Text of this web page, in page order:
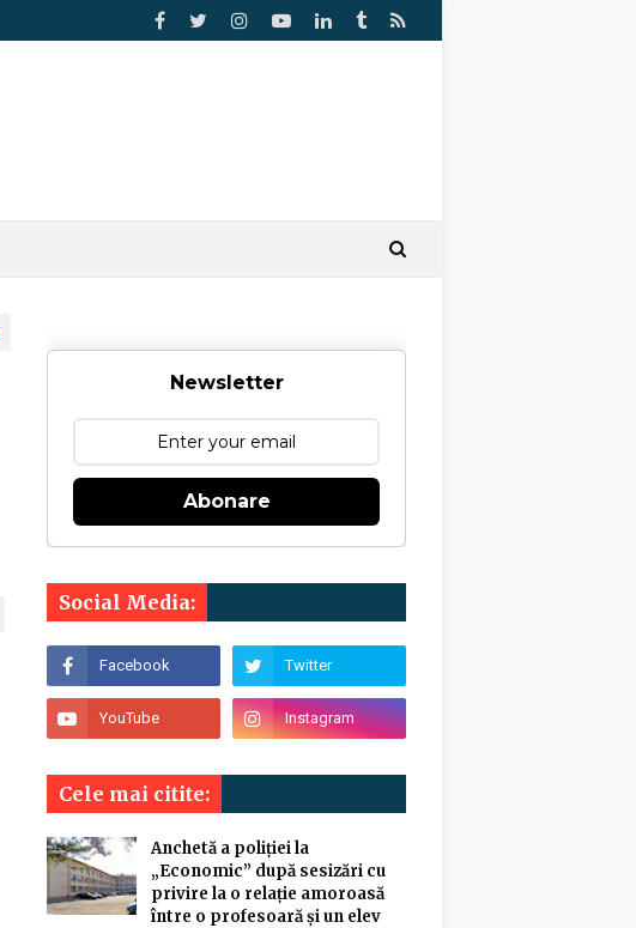
Newsletter
Abonare
Social Media:
Cele mai citite:
Anchetă a poliției la
„Economic” după sesizări cu
privire la o relație amoroasă
între o profesoară și un elev